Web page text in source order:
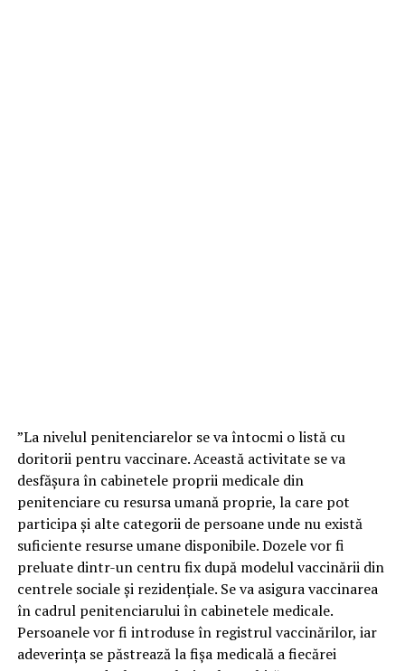
”La nivelul penitenciarelor se va întocmi o listă cu
doritorii pentru vaccinare. Această activitate se va
desfășura în cabinetele proprii medicale din
penitenciare cu resursa umană proprie, la care pot
participa și alte categorii de persoane unde nu există
suficiente resurse umane disponibile. Dozele vor fi
preluate dintr-un centru fix după modelul vaccinării din
centrele sociale și rezidențiale. Se va asigura vaccinarea
în cadrul penitenciarului în cabinetele medicale.
Persoanele vor fi introduse în registrul vaccinărilor, iar
adeverința se păstrează la fișa medicală a fiecărei